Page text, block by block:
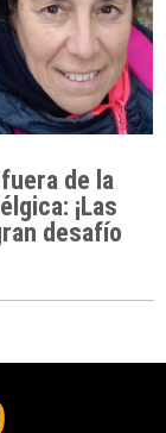
de la
¡Las
desafío